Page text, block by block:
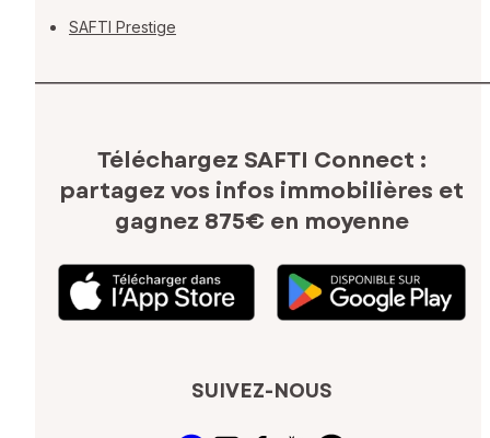
SAFTI Prestige
Téléchargez SAFTI Connect :
partagez vos infos immobilières et
gagnez 875€ en moyenne
SUIVEZ-NOUS